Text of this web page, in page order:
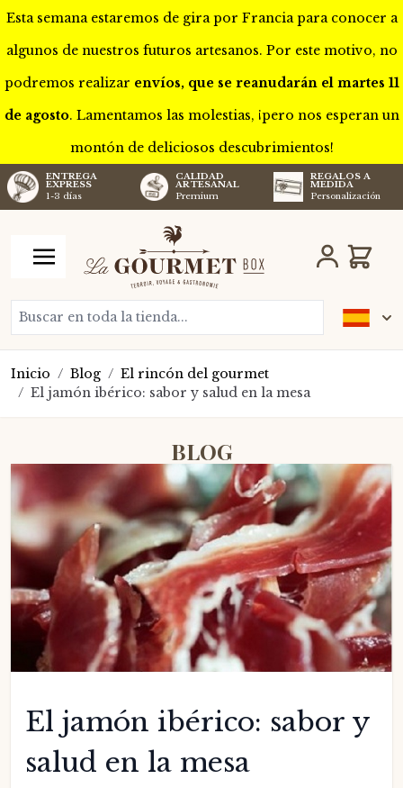
Esta semana estaremos de gira por Francia para conocer a
algunos de nuestros futuros artesanos. Por este motivo, no
podremos realizar envíos, que se reanudarán el martes 11
de agosto. Lamentamos las molestias, ¡pero nos esperan un
montón de deliciosos descubrimientos!
ENTREGA
EXPRESS
1-3 días
CALIDAD
ARTESANAL
Premium
REGALOS A
MEDIDA
Personalización
Buscar en toda la tienda...
Carro
Inicio / Blog / El rincón del gourmet
/ El jamón ibérico: sabor y salud en la mesa
BLOG
El jamón ibérico: sabor y
salud en la mesa